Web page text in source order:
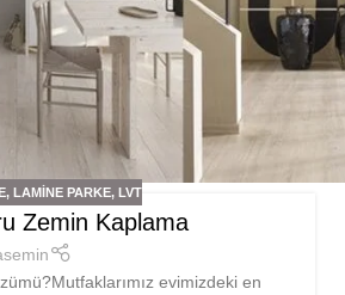
,LAMINE PARKE,LVT
Zemin Kaplama
evimizdeki en